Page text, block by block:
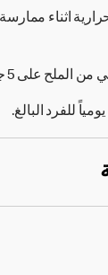
اثناء
(2000 مجم صوديوم).